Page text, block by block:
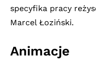
specyfika pracy
Marcel Łoziński.
Animacje